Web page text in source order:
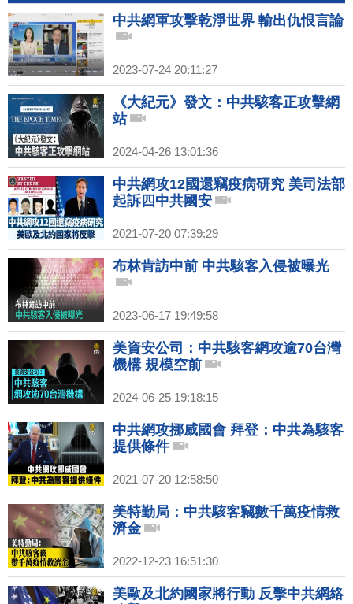
中共網軍攻擊乾淨世界 輸出仇恨言論
2023-07-24 20:11:27
《大紀元》發文：中共駭客正攻擊網
站
2024-04-26 13:01:36
中共網攻12國還竊疫病研究 美司法部
起訴四中共國安
2021-07-20 07:39:29
布林肯訪中前 中共駭客入侵被曝光
2023-06-17 19:49:58
美資安公司：中共駭客網攻逾70台灣
機構 規模空前
2024-06-25 19:18:15
中共網攻挪威國會 拜登：中共為駭客
提供條件
2021-07-20 12:58:50
美特勤局：中共駭客竊數千萬疫情救
濟金
2022-12-23 16:51:30
美歐及北約國家將行動 反擊中共網絡